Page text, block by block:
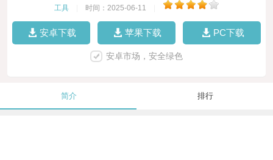
工具 时间：2025-06-11
安卓下载 苹果下载 PC下载
安卓市场，安全绿色
简介 排行